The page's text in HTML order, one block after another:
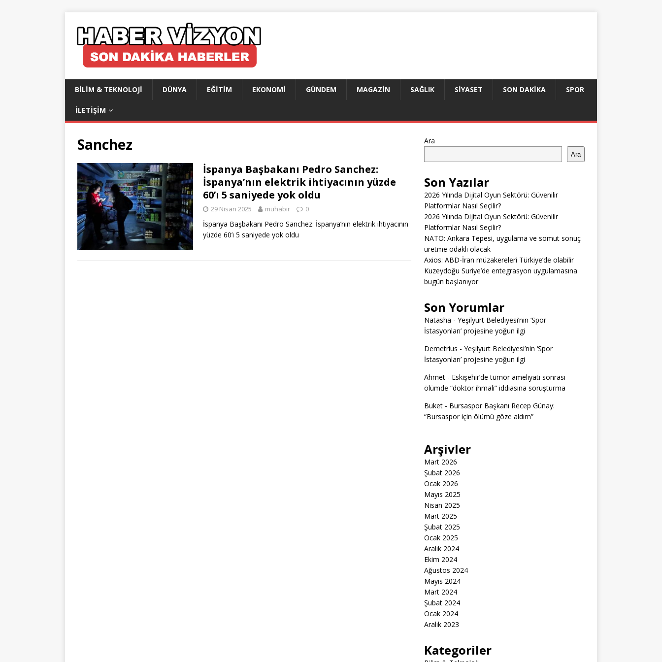
BILIM & TEKNOLOJI DÜNYA EĞITIM EKONOMI GÜNDEM MAGAZIN SAĞLIK SIYASET SON DAKIKA SPOR
İLETIŞIM
Sanchez
İspanya Başbakanı Pedro Sanchez:
İspanya’nın elektrik ihtiyacının yüzde
60’ı 5 saniyede yok oldu
29 Nisan 2025 muhabir 0
İspanya Başbakanı Pedro Sanchez: İspanya’nın elektrik ihtiyacının
yüzde 60’ı 5 saniyede yok oldu
Ara
Ara
Son Yazılar
2026 Yılında Dijital Oyun Sektörü: Güvenilir
Platformlar Nasıl Seçilir?
2026 Yılında Dijital Oyun Sektörü: Güvenilir
Platformlar Nasıl Seçilir?
NATO: Ankara Tepesi, uygulama ve somut sonuç
üretme odaklı olacak
Axios: ABD-İran müzakereleri Türkiye’de olabilir
Kuzeydoğu Suriye’de entegrasyon uygulamasına
bugün başlanıyor
Son Yorumlar
Natasha - Yeşilyurt Belediyesi’nin ‘Spor
İstasyonları’ projesine yoğun ilgi
Demetrius - Yeşilyurt Belediyesi’nin ‘Spor
İstasyonları’ projesine yoğun ilgi
Ahmet- Eskişehir’de tümör ameliyatı sonrası
ölümde “doktor ihmali” iddiasına soruşturma
Buket- Bursaspor Başkanı Recep Günay:
“Bursaspor için ölümü göze aldım”
Arşivler
Mart 2026
Şubat 2026
Ocak 2026
Mayıs 2025
Nisan 2025
Mart 2025
Şubat 2025
Ocak 2025
Aralık 2024
Ekim 2024
Ağustos 2024
Mayıs 2024
Mart 2024
Şubat 2024
Ocak 2024
Aralık 2023
Kategoriler